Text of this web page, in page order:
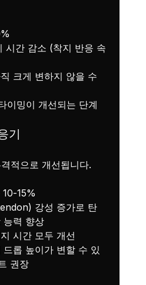
시간 감소 (착지 반응 속
크게 변하지 않을 수
이밍이 개선되는 단계
기
적으로 개선됩니다.
15%
강성 증가로 탄
능력 향상
시간 모두 개선
롭 높이가 변할 수 있
권장